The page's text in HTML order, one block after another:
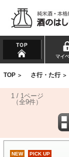
TOP > さ行・た行 >
1 / 1ページ
（全9件）
NEW PICK UP